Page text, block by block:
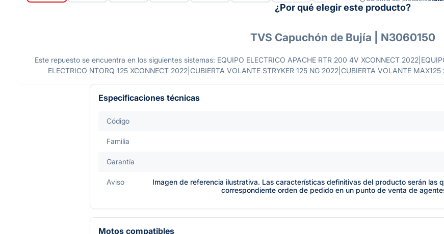
¿Por qué elegir este producto?
TVS Capuchón de Bujía | N3060150
Este repuesto se encuentra en los siguientes sistemas: EQUIPO ELECTRICO APACHE RTR 200 4V XCONNECT
ELECTRICO NTORQ 125 XCONNECT 2022|CUBIERTA VOLANTE STRYKER 125 NG 2022|CUBIERTA VOLANTE
Especificaciones técnicas
Código
Familia
Garantía
Aviso
Imagen de referencia ilustrativa. Las características definitivas del producto serán las
correspondiente orden de pedido en un punto de venta de
Motos compatibles